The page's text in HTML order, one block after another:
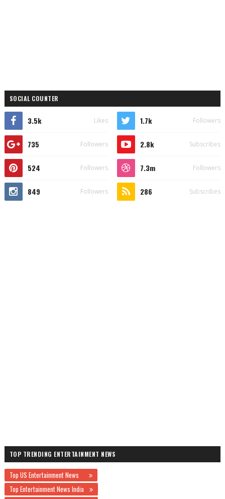
SOCIAL COUNTER
3.5k Likes 1.7k Followers
735 Followers 2.8k Subscribes
524 Followers 7.3m Followers
849 Followers 286 Subscribes
TOP TRENDING ENTERTAINMENT NEWS
Top US Entertainment News
Top Entertainment News India